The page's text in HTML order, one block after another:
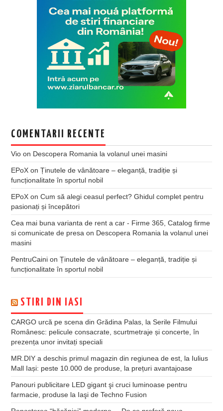
COMENTARII RECENTE
Vio on Descopera Romania la volanul unei masini
EPoX onȚinutele de vânătoare – eleganță, tradiție și
funcționalitate în sportul nobil
EPoX onCum să alegi ceasul perfect? Ghidul complet pentru
pasionați și începători
Cea mai buna varianta de rent a car - Firme 365, Catalog firme
si comunicate de presa on Descopera Romania la volanul unei
masini
PentruCaini onȚinutele de vânătoare – eleganță, tradiție și
funcționalitate în sportul nobil
STIRI DIN IASI
CARGO urcă pe scena din Grădina Palas, la Serile Filmului
Românesc: pelicule consacrate, scurtmetraje și concerte, în
prezența unor invitați speciali
MR.DIY a deschis primul magazin din regiunea de est, la Iulius
Mall Iași: peste 10.000 de produse, la prețuri avantajoase
Panouri publicitare LED gigant şi cruci luminoase pentru
farmacie, produse la Iaşi de Techno Fusion